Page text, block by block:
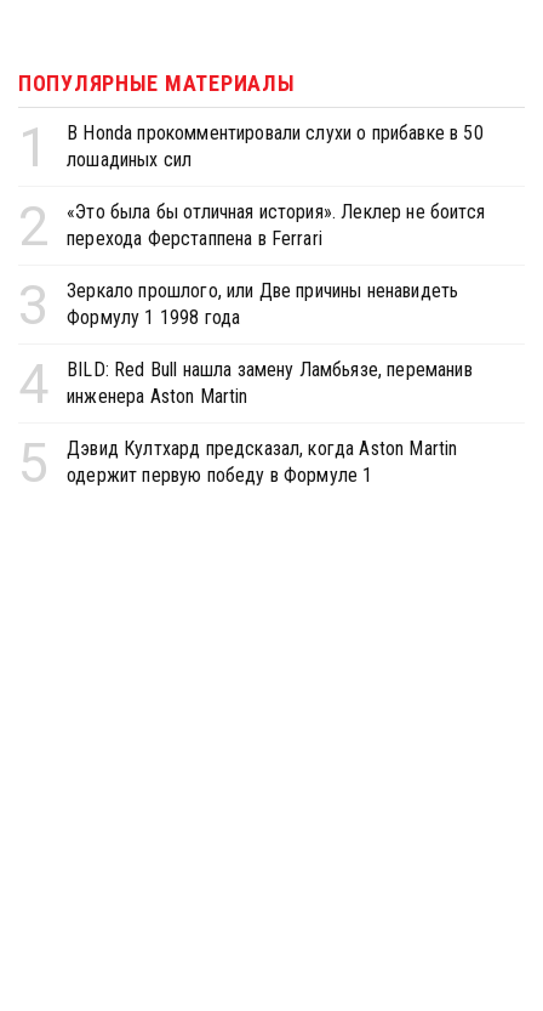
ПОПУЛЯРНЫЕ МАТЕРИАЛЫ
1
В Honda прокомментировали слухи о прибавке в 50
лошадиных сил
2
«Это была бы отличная история». Леклер не боится
перехода Ферстаппена в Ferrari
3
Зеркало прошлого, или Две причины ненавидеть
Формулу 1 1998 года
4
BILD: Red Bull нашла замену Ламбьязе, переманив
инженера Aston Martin
5
Дэвид Култхард предсказал, когда Aston Martin
одержит первую победу в Формуле 1